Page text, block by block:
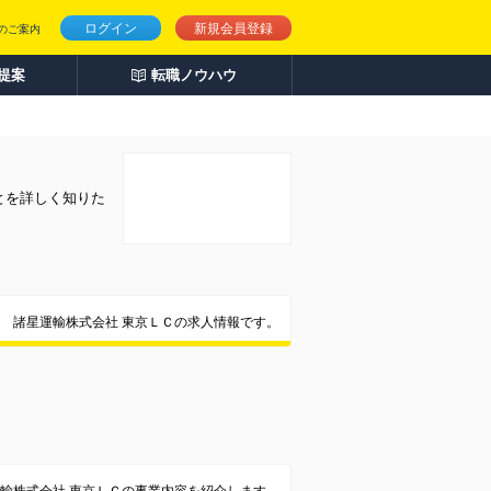
ログイン 新規会員登録
ご案内
案 転職ノウハウ
詳しく知りた
諸星運輸株式会社 東京ＬＣの求人情報です。